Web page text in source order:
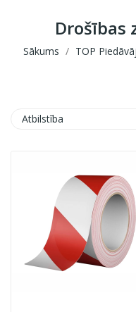
Drošības
Sākums TOP
Atbilstība